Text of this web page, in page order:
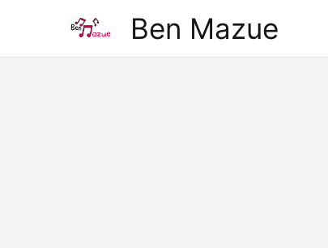
Ben Mazue